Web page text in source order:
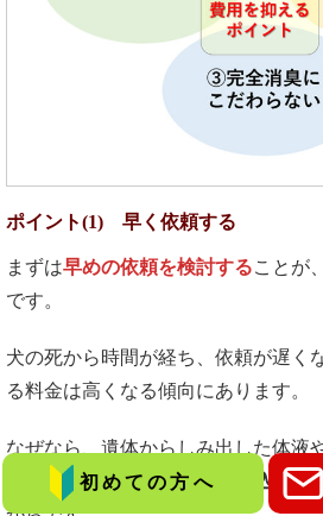
ポイント(1) 早く依頼する
まずは早めの依頼を検討することが
です。
犬の死から時間が経ち、依頼が遅く
る料金は高くなる傾向にあります。
なぜなら、遺体からしみ出した体液
とに床や壁、部屋全体にしみ込んん
初めての方へ